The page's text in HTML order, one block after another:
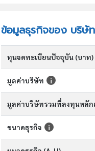
ข้อมูลธุรกิจของ บริษั
ทุนจดทะเบียนปัจจุบัน (บาท)
มูลค่าบริษัท
มูลค่าบริษัทรวมที่ลงทุนหลั
ขนาดธุรกิจ